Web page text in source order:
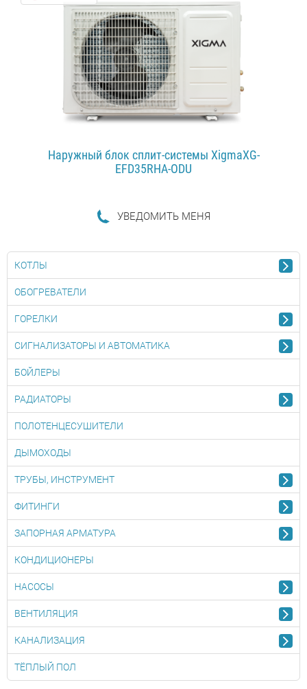
ПОДРОБНЕЕ...
Наружный блок сплит-системы XigmaXG-
EFD35RHA-ODU
УВЕДОМИТЬ МЕНЯ
ПОДРОБНЕЕ...
КОТЛЫ
ОБОГРЕВАТЕЛИ
ГОРЕЛКИ
СИГНАЛИЗАТОРЫ И АВТОМАТИКА
БОЙЛЕРЫ
РАДИАТОРЫ
ПОЛОТЕНЦЕСУШИТЕЛИ
ДЫМОХОДЫ
ТРУБЫ, ИНСТРУМЕНТ
ФИТИНГИ
ЗАПОРНАЯ АРМАТУРА
КОНДИЦИОНЕРЫ
НАСОСЫ
ВЕНТИЛЯЦИЯ
КАНАЛИЗАЦИЯ
ТЁПЛЫЙ ПОЛ